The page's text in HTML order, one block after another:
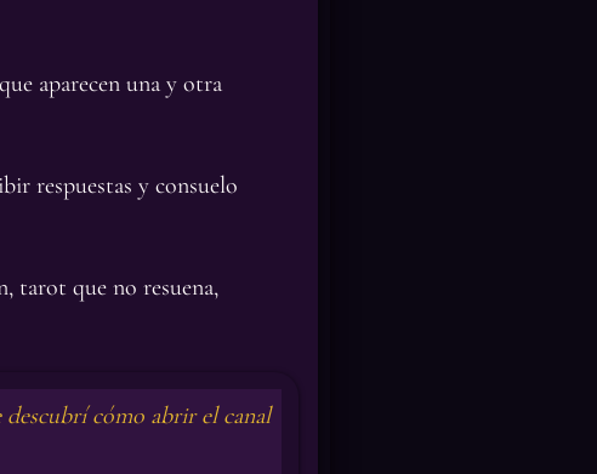
aparecen una y otra
respuestas y consuelo
tarot que no resuena,
descubrí cómo abrir el canal